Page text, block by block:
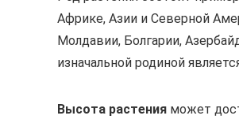
Африке, Азии и Северной
Молдавии, Болгарии,
изначальной родиной
Высота растения может